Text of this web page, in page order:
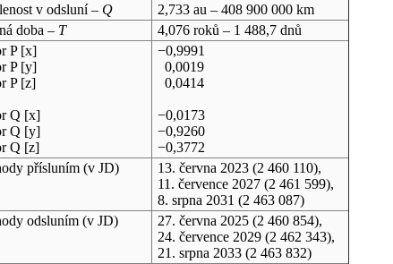
v odsluní – Q
2,733 au – 408 900 000 km
doba – T
4,076 roků – 1 488,7 dnů
P [x]
P [y]
P [z]
Q [x]
Q [y]
Q [z]
−0,9991
0,0019
0,0414
−0,0173
−0,9260
−0,3772
přísluním (v JD) 13. června 2023(2 460 110),
11. července 2027(2 461 599),
8. srpna 2031 (2 463 087)
odsluním (v JD) 27. června 2025(2 460 854),
24. července 2029(2 462 343),
21. srpna 2033(2 463 832)